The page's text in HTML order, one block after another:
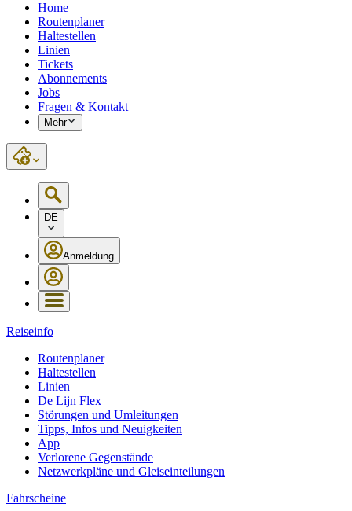
Home
Routenplaner
Haltestellen
Linien
Tickets
Abonnements
Jobs
Fragen & Kontakt
Mehr
DE
Anmeldung
Reiseinfo
Routenplaner
Haltestellen
Linien
De Lijn Flex
Störungen und Umleitungen
Tipps, Infos und Neuigkeiten
App
Verlorene Gegenstände
Netzwerkpläne und Gleiseinteilungen
Fahrscheine